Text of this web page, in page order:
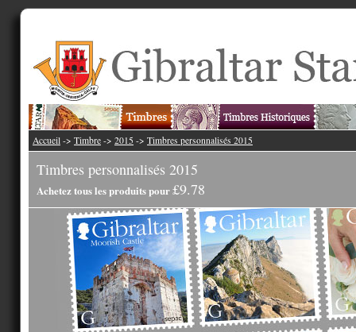
Accueil -> Timbre -> 2015 -> Timbres personnalisés 2015
Timbres personnalisés 2015
Achetez tous les produits pour£9.78